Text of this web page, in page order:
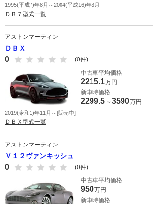
1995(平成7)年8月～2004(平成16)年3月
ＤＢ７型式一覧
アストンマーティン
ＤＢＸ
0
(0件)
中古車平均価格
2215.1万円
新車時価格
2299.5 ～3590万円
2019(令和1)年11月～[販売中]
ＤＢＸ型式一覧
アストンマーティン
Ｖ１２ヴァンキッシュ
0
(0件)
中古車平均価格
950万円
新車時価格